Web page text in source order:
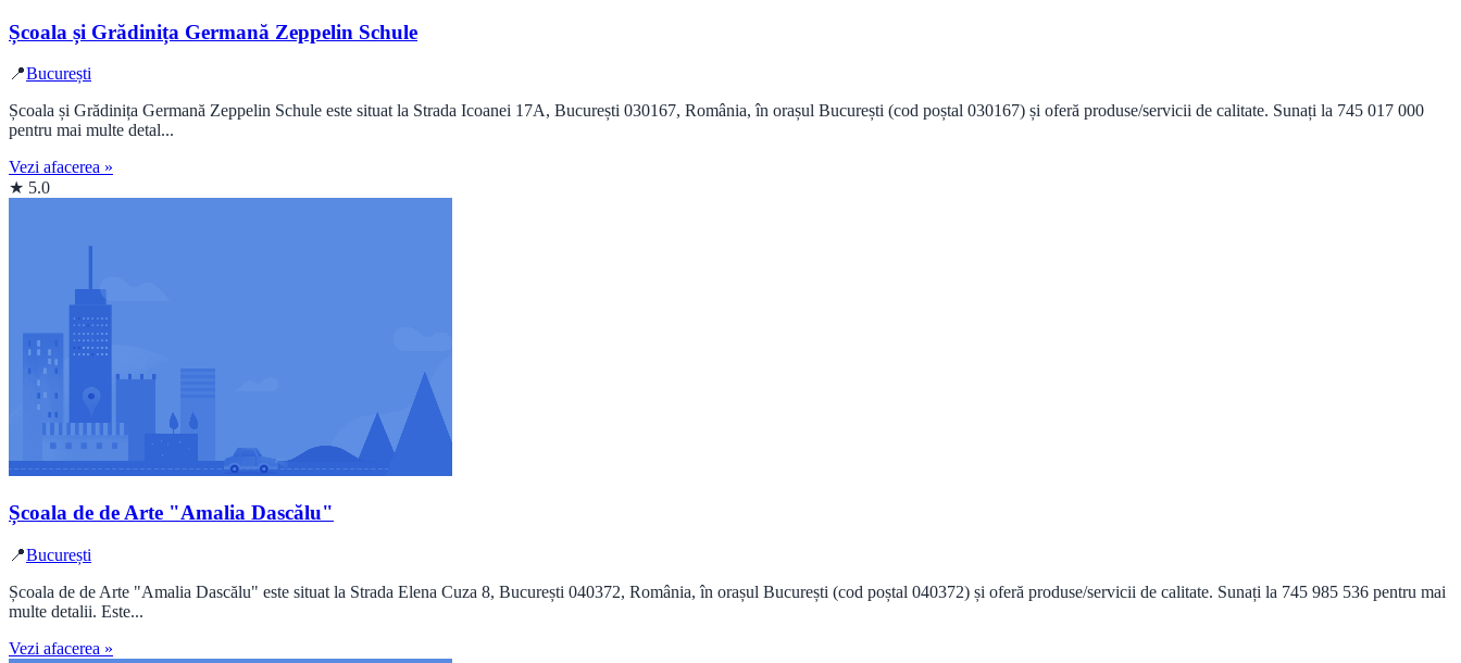
Școala și Grădinița Germană Zeppelin Schule
📍București
Școala și Grădinița Germană Zeppelin Schule este situat la Strada Icoanei 17A, București 030167, România, în orașul București (cod poștal 030167) și oferă produse/servicii de calitate. Sunați la 745 017 000
pentru mai multe detal...
Vezi afacerea »
★ 5.0
Școala de de Arte "Amalia Dascălu"
📍București
Școala de de Arte "Amalia Dascălu" este situat la Strada Elena Cuza 8, București 040372, România, în orașul București (cod poștal 040372) și oferă produse/servicii de calitate. Sunați la 745 985 536 pentru mai
multe detalii. Este...
Vezi afacerea »